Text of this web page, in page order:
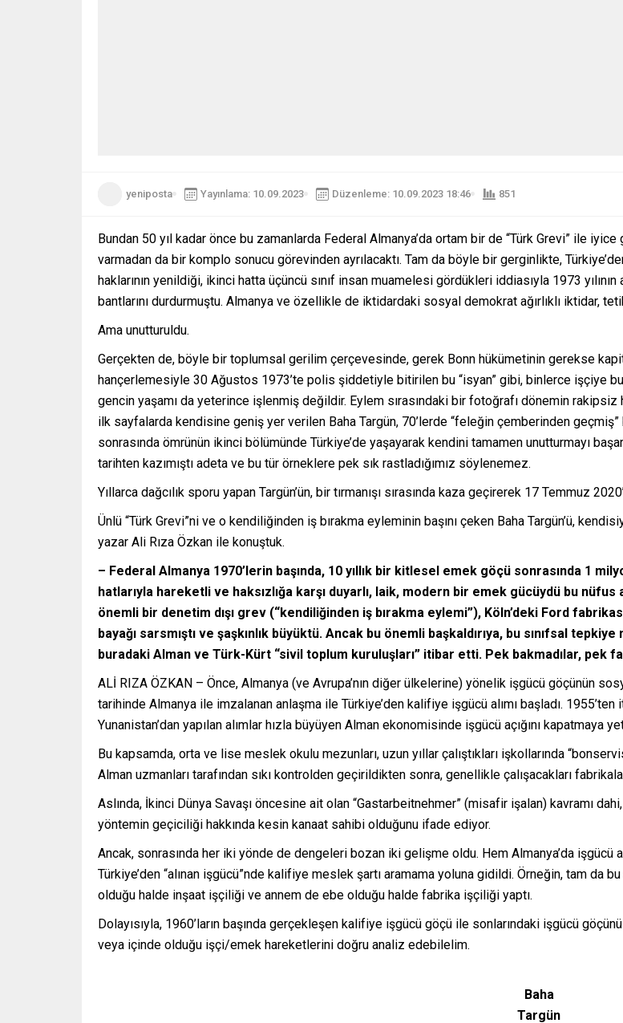
yeniposta Yayınlama: 10.09.2023 Düzenleme: 10.09.2023 18:46 851
Bundan 50 yıl kadar önce bu zamanlarda Federal Almanya’da ortam bir de “Türk Grevi” ile
varmadan da bir komplo sonucu görevinden ayrılacaktı. Tam da böyle bir gerginlikte,
haklarının yenildiği, ikinci hatta üçüncü sınıf insan muamelesi gördükleri iddiasıyla 1973
bantlarını durdurmuştu. Almanya ve özellikle de iktidardaki sosyal demokrat ağırlıklı iktidar,
Ama unutturuldu.
Gerçekten de, böyle bir toplumsal gerilim çerçevesinde, gerek Bonn hükümetinin gerekse
hançerlemesiyle 30 Ağustos 1973’te polis şiddetiyle bitirilen bu “isyan” gibi, binlerce işçiye
gencin yaşamı da yeterince işlenmiş değildir. Eylem sırasındaki bir fotoğrafı dönemin
ilk sayfalarda kendisine geniş yer verilen Baha Targün, 70’lerde “feleğin çemberinden
sonrasında ömrünün ikinci bölümünde Türkiye’de yaşayarak kendini tamamen unutturmayı
tarihten kazımıştı adeta ve bu tür örneklere pek sık rastladığımız söylenemez.
Yıllarca dağcılık sporu yapan Targün’ün, bir tırmanışı sırasında kaza geçirerek 17 Temmuz
Ünlü “Türk Grevi”ni ve o kendiliğinden iş bırakma eyleminin başını çeken Baha Targün’ü,
yazar Ali Rıza Özkan ile konuştuk.
– Federal Almanya 1970’lerin başında, 10 yıllık bir kitlesel emek göçü sonrasında 1
hatlarıyla hareketli ve haksızlığa karşı duyarlı, laik, modern bir emek gücüydü bu
önemli bir denetim dışı grev (“kendiliğinden iş bırakma eylemi”), Köln’deki Ford
bayağı sarsmıştı ve şaşkınlık büyüktü. Ancak bu önemli başkaldırıya, bu sınıfsal
buradaki Alman ve Türk-Kürt “sivil toplum kuruluşları” itibar etti. Pek bakmadılar, pek
ALİ RIZA ÖZKAN – Önce, Almanya (ve Avrupa’nın diğer ülkelerine) yönelik işgücü göçünün
tarihinde Almanya ile imzalanan anlaşma ile Türkiye’den kalifiye işgücü alımı başladı.
Yunanistan’dan yapılan alımlar hızla büyüyen Alman ekonomisinde işgücü açığını kapatmaya
Bu kapsamda, orta ve lise meslek okulu mezunları, uzun yıllar çalıştıkları işkollarında
Alman uzmanları tarafından sıkı kontrolden geçirildikten sonra, genellikle çalışacakları
Aslında, İkinci Dünya Savaşı öncesine ait olan “Gastarbeitnehmer” (misafir işalan) kavramı
yöntemin geçiciliği hakkında kesin kanaat sahibi olduğunu ifade ediyor.
Ancak, sonrasında her iki yönde de dengeleri bozan iki gelişme oldu. Hem Almanya’da işgücü
Türkiye’den “alınan işgücü”nde kalifiye meslek şartı aramama yoluna gidildi. Örneğin, tam da
olduğu halde inşaat işçiliği ve annem de ebe olduğu halde fabrika işçiliği yaptı.
Dolayısıyla, 1960’ların başında gerçekleşen kalifiye işgücü göçü ile sonlarındaki işgücü
veya içinde olduğu işçi/emek hareketlerini doğru analiz edebilelim.
Baha
Targün